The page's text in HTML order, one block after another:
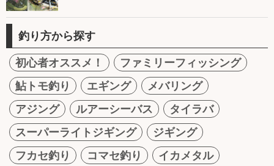
釣り方から探す
初心者オススメ！
ファミリーフィッシング
鮎トモ釣り
エギング
メバリング
アジング
ルアーシーバス
タイラバ
スーパーライトジギング
ジギング
フカセ釣り
コマセ釣り
イカメタル